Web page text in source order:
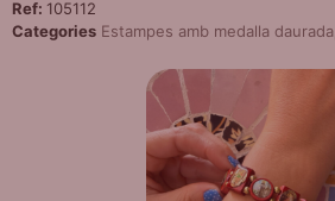
Ref: 105112
Categories Estampes amb medalla daurada